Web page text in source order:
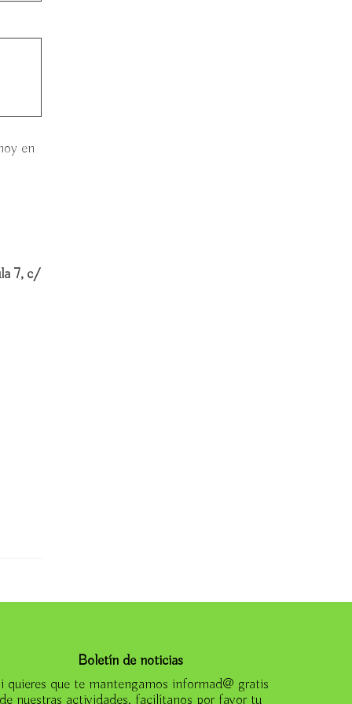
en
7, c/
Boletín de noticias
quieres que te mantengamos informad@ gratis
nuestras actividades, facilítanos por favor tu